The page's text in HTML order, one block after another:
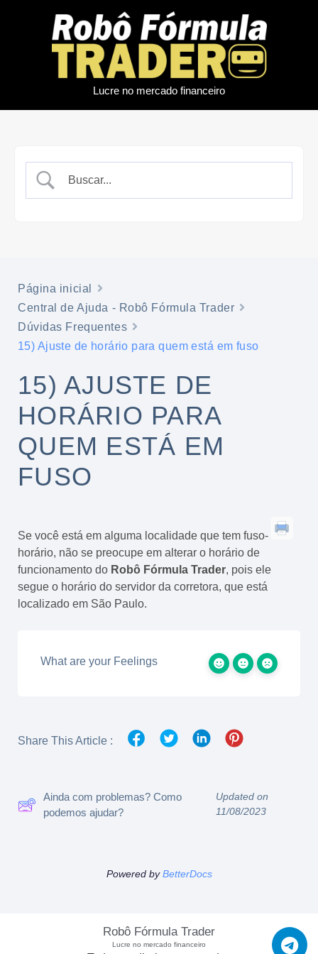
Lucre no mercado financeiro
Página inicial
Central de Ajuda - Robô Fórmula Trader
Dúvidas Frequentes
15) Ajuste de horário para quem está em fuso
15) AJUSTE DE
HORÁRIO PARA
QUEM ESTÁ EM
FUSO
Se você está em alguma localidade que tem fuso-
horário, não se preocupe em alterar o horário de
funcionamento do Robô Fórmula Trader, pois ele
segue o horário do servidor da corretora, que está
localizado em São Paulo.
What are your Feelings
Share This Article :
Ainda com problemas? Como
podemos ajudar?
Updated on
11/08/2023
Powered byBetterDocs
Robô Fórmula Trader
Lucre no mercado financeiro